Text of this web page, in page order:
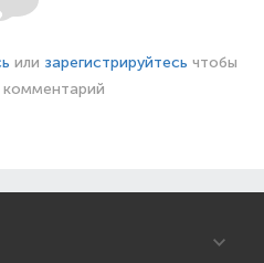
или зарегистрируйтесь чтобы
комментарий